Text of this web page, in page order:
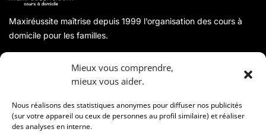
Mieux vous comprendre,
mieux vous aider.
Nous réalisons des statistiques anonymes pour diffuser nos publicités
(sur votre appareil ou ceux de personnes au profil similaire) et réaliser
des analyses en interne.
Maxiréussite maîtrise depuis 1999 l’organisation des cours à
domicile pour les familles.
Coordonnées